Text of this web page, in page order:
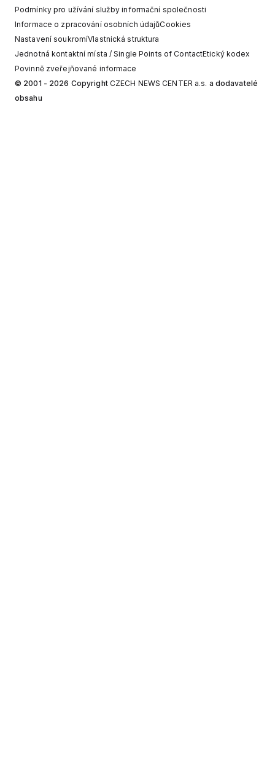
Podmínky pro užívání služby informační společnosti
Informace o zpracování osobních údajůCookies
Nastavení soukromíVlastnická struktura
Jednotná kontaktní místa / Single Points of ContactEtický kodex
Povinně zveřejňované informace
© 2001 - 2026 Copyright CZECH NEWS CENTER a.s. a dodavatelé
obsahu